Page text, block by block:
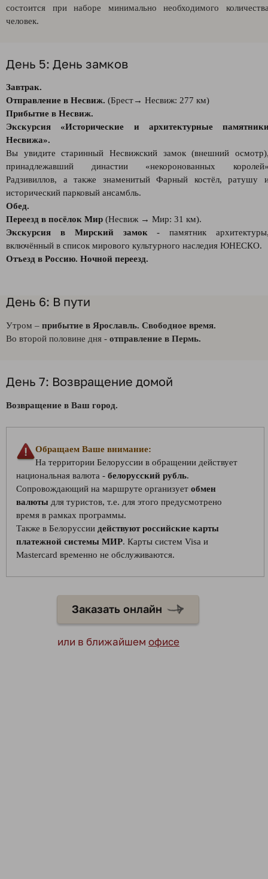
состоится при наборе минимально необходимого
человек.
День 5: День замков
Завтрак.
Отправление в Несвиж. (Брест→ Несвиж: 277 км)
Прибытие в Несвиж.
Экскурсия «Исторические и архитектурные
Несвижа».
Вы увидите старинный Несвижский замок (внешний
принадлежавший династии «некоронованных
Радзивиллов, а также знаменитый Фарный костёл, ратушу
исторический парковый ансамбль.
Обед.
Переезд в посёлок Мир (Несвиж → Мир: 31 км).
Экскурсия в Мирский замок - памятник
включённый в список мирового культурного наследия ЮНЕСКО.
Отъезд в Россию. Ночной переезд.
День 6: В пути
Утром – прибытие в Ярославль. Свободное время.
Во второй половине дня - отправление в Пермь.
День 7: Возвращение домой
Возвращение в Ваш город.
Обращаем Ваше внимание:
На территории Белоруссии в обращении действует
национальная валюта - белорусский рубль.
Сопровождающий на маршруте организует обмен
валюты для туристов, т.е. для этого предусмотрено
время в рамках программы.
Также в Белоруссии действуют российские карты
платежной системы МИР. Карты систем Visa и
Mastercard временно не обслуживаются.
Заказать онлайн
или в ближайшем офисе